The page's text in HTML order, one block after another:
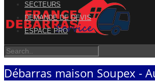
SECTEURS
DEMANDE DE DEVIS
ESPACE PRO
Débarras maison Soupex -